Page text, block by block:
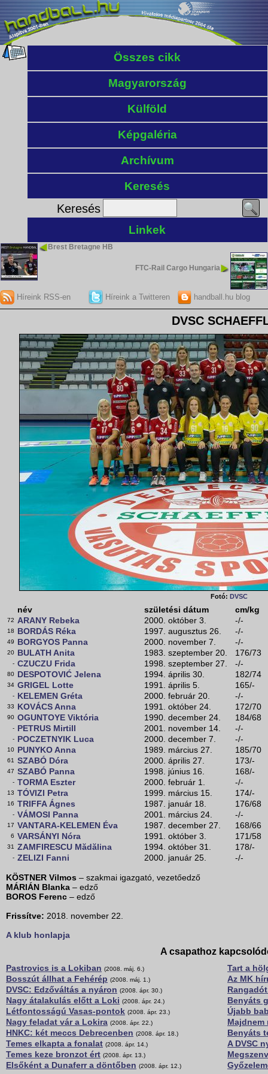
Összes cikk
Magyarország
Külföld
Képgaléria
Archívum
Keresés
Keresés
Linkek
Brest Bretagne HB
FTC-Rail Cargo Hungaria
Híreink RSS-en Híreink a Twitteren handball.hu blog
DVSC
Fotó: DVSC
név születési dátum cm/kg
72 ARANY Rebeka 2000. október 3. -/-
18 BORDÁS Réka 1997. augusztus 26. -/-
49 BORGYOS Panna 2000. november 7. -/-
20 BULATH Anita 1983. szeptember 20. 176/73
- CZUCZU Frida 1998. szeptember 27. -/-
80 DESPOTOVIĆ Jelena 1994. április 30. 182/74
34 GRIGEL Lotte 1991. április 5. 165/-
- KELEMEN Gréta 2000. február 20. -/-
33 KOVÁCS Anna 1991. október 24. 172/70
90 OGUNTOYE Viktória 1990. december 24. 184/68
- PETRUS Mirtill 2001. november 14. -/-
- POCZETNYIK Luca 2000. december 7. -/-
10 PUNYKO Anna 1989. március 27. 185/70
61 SZABÓ Dóra 2000. április 27. 173/-
47 SZABÓ Panna 1998. június 16. 168/-
- TORMA Eszter 2000. február 1. -/-
13 TÓVIZI Petra 1999. március 15. 174/-
16 TRIFFA Ágnes 1987. január 18. 176/68
- VÁMOSI Panna 2001. március 24. -/-
17 VANTARA-KELEMEN Éva 1987. december 27. 168/66
6 VARSÁNYI Nóra 1991. október 3. 171/58
31 ZAMFIRESCU Mădălina 1994. október 31. 178/-
- ZELIZI Fanni 2000. január 25. -/-
KÖSTNER Vilmos – szakmai igazgató, vezetőedző
MÁRIÁN Blanka – edző
BOROS Ferenc – edző
Frissítve: 2018. november 22.
A klub honlapja
A csapathoz
Pastrovics is a Lokiban (2008. máj. 6.)
Bosszút állhat a Fehérép (2008. máj. 1.)
DVSC: Edzőváltás a nyáron (2008. ápr. 30.)
Nagy átalakulás előtt a Loki (2008. ápr. 24.)
Létfontosságú Vasas-pontok (2008. ápr. 23.)
Nagy feladat vár a Lokira (2008. ápr. 22.)
HNKC: két meccs Debrecenben (2008. ápr. 18.)
Temes elkapta a fonalat (2008. ápr. 14.)
Temes keze bronzot ért (2008. ápr. 13.)
Elsőként a Dunaferr a döntőben (2008. ápr. 12.)
Tart a
Az MK
Benyáts
Újabb
Majdnem
Benyáts
A DVSC